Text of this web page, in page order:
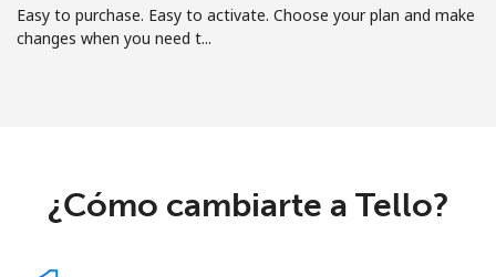
Easy to purchase. Easy to activate. Choose your plan and make
changes when you need t...
¿Cómo cambiarte a Tello?